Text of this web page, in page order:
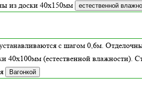
из доски 40х150мм естественной
с шагом 0,6м.
40х100мм (естественной влажности).
Вагонкой